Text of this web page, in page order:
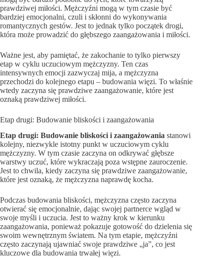
prawdziwej miłości. Mężczyźni mogą w tym czasie być
bardziej emocjonalni, czuli i skłonni do wykonywania
romantycznych gestów. Jest to jednak tylko początek drogi,
która może prowadzić do głębszego zaangażowania i miłości.
Ważne jest, aby pamiętać, że zakochanie to tylko pierwszy
etap w cyklu uczuciowym mężczyzny. Ten czas
intensywnych emocji zazwyczaj mija, a mężczyzna
przechodzi do kolejnego etapu – budowania więzi. To właśnie
wtedy zaczyna się prawdziwe zaangażowanie, które jest
oznaką prawdziwej miłości.
Etap drugi: Budowanie bliskości i zaangażowania
Etap drugi: Budowanie bliskości i zaangażowania stanowi
kolejny, niezwykle istotny punkt w uczuciowym cyklu
mężczyzny. W tym czasie zaczyna on odkrywać głębsze
warstwy uczuć, które wykraczają poza wstępne zauroczenie.
Jest to chwila, kiedy zaczyna się prawdziwe zaangażowanie,
które jest oznaką, że mężczyzna naprawdę kocha.
Podczas budowania bliskości, mężczyzna często zaczyna
otwierać się emocjonalnie, dając swojej partnerce wgląd w
swoje myśli i uczucia. Jest to ważny krok w kierunku
zaangażowania, ponieważ pokazuje gotowość do dzielenia się
swoim wewnętrznym światem. Na tym etapie, mężczyźni
często zaczynają ujawniać swoje prawdziwe „ja”, co jest
kluczowe dla budowania trwałej więzi.